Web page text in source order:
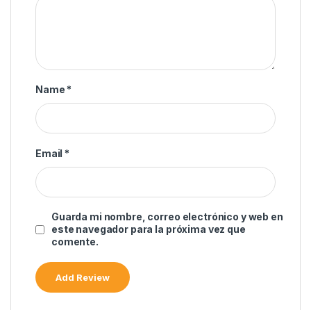
Name *
Email *
Guarda mi nombre, correo electrónico y web en
este navegador para la próxima vez que
comente.